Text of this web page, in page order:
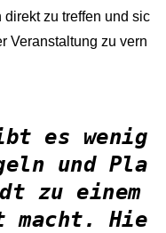
zu treffen und sic
Veranstaltung zu vern
es wenig
und Pla
zu einem
macht. Hie